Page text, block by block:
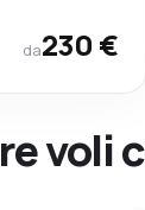
da230 €
voli